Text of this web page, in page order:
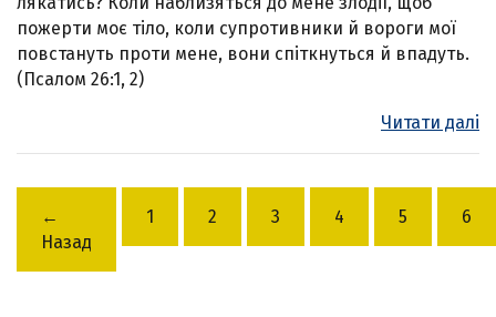
пожерти моє тіло, коли супротивники й вороги мої
повстануть проти мене, вони спіткнуться й впадуть.
(Псалом 26:1, 2)
Читати далі
←
Назад
1 2 3 4 5 6